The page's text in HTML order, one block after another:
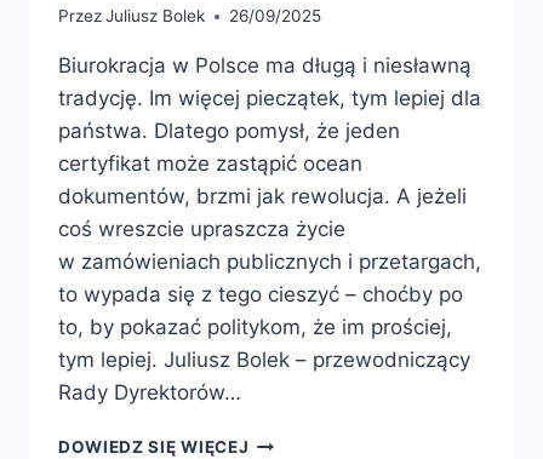
PrzezJuliusz Bolek 26/09/2025
Biurokracja w Polsce ma długą i niesławną
tradycję. Im więcej pieczątek, tym lepiej dla
państwa. Dlatego pomysł, że jeden
certyfikat może zastąpić ocean
dokumentów, brzmi jak rewolucja. A jeżeli
coś wreszcie upraszcza życie
w zamówieniach publicznych i przetargach,
to wypada się z tego cieszyć – choćby po
to, by pokazać politykom, że im prościej,
tym lepiej. Juliusz Bolek – przewodniczący
Rady Dyrektorów…
DOWIEDZ SIĘ WIĘCEJ